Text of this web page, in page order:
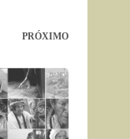
PRÓXIMO